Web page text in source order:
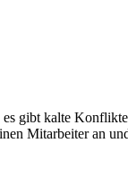
gibt kalte
Mitarbeiter an